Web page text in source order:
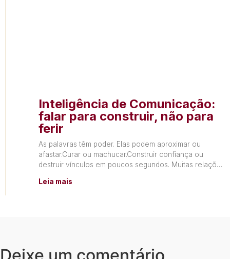
Inteligência de Comunicação:
falar para construir, não para
ferir
As palavras têm poder. Elas podem aproximar ou
afastar.Curar ou machucar.Construir confiança ou
destruir vínculos em poucos segundos. Muitas relações
Leia mais
Deixe um comentário